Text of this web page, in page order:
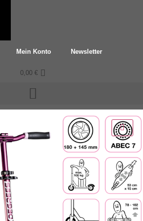
Mein Konto Newsletter
0,00 €